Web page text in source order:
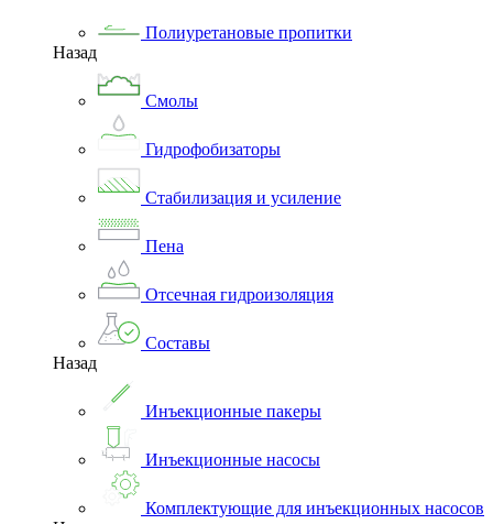
Полиуретановые пропитки
Назад
Смолы
Гидрофобизаторы
Стабилизация и усиление
Пена
Отсечная гидроизоляция
Составы
Назад
Инъекционные пакеры
Инъекционные насосы
Комплектующие для инъекционных насосов